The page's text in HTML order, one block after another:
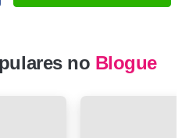
no Blogue